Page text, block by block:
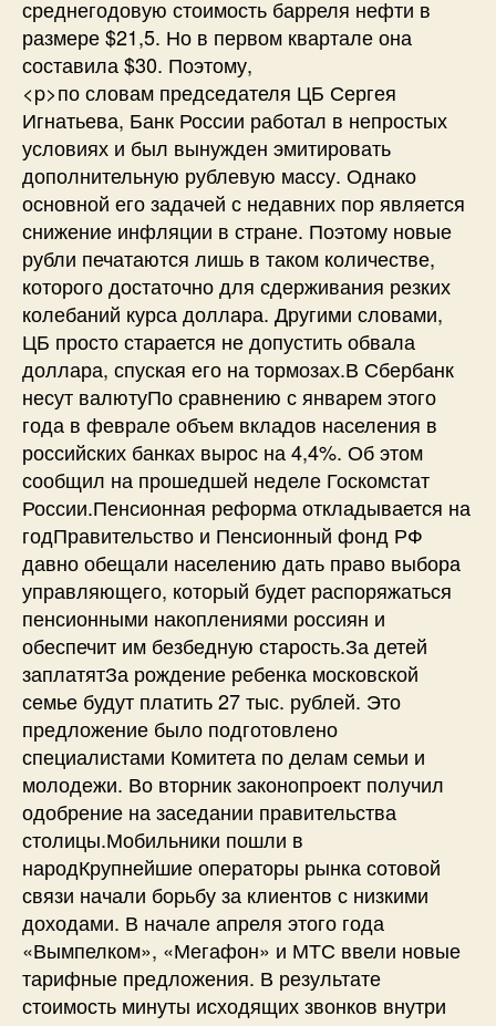
<p>по словам председателя ЦБ Сергея
Игнатьева, Банк России работал в непростых
условиях и был вынужден эмитировать
дополнительную рублевую массу. Однако
основной его задачей с недавних пор является
снижение инфляции в стране. Поэтому новые
рубли печатаются лишь в таком количестве,
которого достаточно для сдерживания резких
колебаний курса доллара. Другими словами,
ЦБ просто старается не допустить обвала
доллара, спуская его на тормозах.В Сбербанк
несут валютуПо сравнению с январем этого
года в феврале объем вкладов населения в
российских банках вырос на 4,4%. Об этом
сообщил на прошедшей неделе Госкомстат
России.Пенсионная реформа откладывается на
годПравительство и Пенсионный фонд РФ
давно обещали населению дать право выбора
управляющего, который будет распоряжаться
пенсионными накоплениями россиян и
обеспечит им безбедную старость.За детей
заплатятЗа рождение ребенка московской
семье будут платить 27 тыс. рублей. Это
предложение было подготовлено
специалистами Комитета по делам семьи и
молодежи. Во вторник законопроект получил
одобрение на заседании правительства
столицы.Мобильники пошли в
народКрупнейшие операторы рынка сотовой
связи начали борьбу за клиентов с низкими
доходами. В начале апреля этого года
«Вымпелком», «Мегафон» и МТС ввели новые
тарифные предложения. В результате
стоимость минуты исходящих звонков внутри